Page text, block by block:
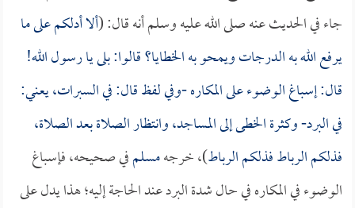
جاء في الحديث عنه صلى الله عليه وسلم أنه قال: (ألا أدلكم على ما
يرفع الله به الدرجات ويمحو به الخطايا؟ قالوا: بلى يا رسول الله!
قال: إسباغ الوضوء على المكاره -وفي لفظ قال: في السبرات، يعني:
في البرد- وكثرة الخطى إلى المساجد، وانتظار الصلاة بعد الصلاة،
فذلكم الرباط فذلكم الرباط)، خرجهمسلمفي صحيحه، فإسباغ
الوضوء في المكاره في حال شدة البرد عند الحاجة إليه؛ هذا يدل على